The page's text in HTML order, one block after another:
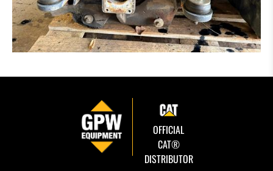
OFFICIAL
CAT®
DISTRIBUTOR